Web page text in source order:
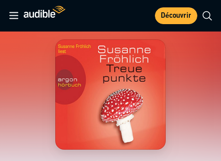
Découvrir